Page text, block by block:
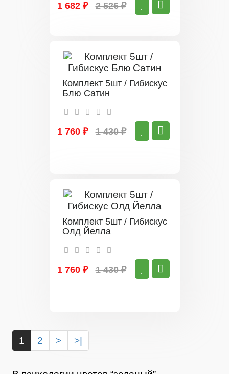
1 682 ₽ 2 526 ₽
Комплект 5шт / Гибискус
Блю Сатин
1 760 ₽ 1 430 ₽
Комплект 5шт / Гибискус
Олд Йелла
1 760 ₽ 1 430 ₽
1 2 > >|